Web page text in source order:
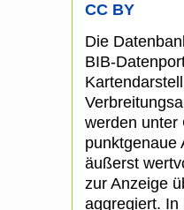
CC BY
Die
BIB-
werden unter
punktgenaue
äußerst
zur Anzeige
aggregiert. In